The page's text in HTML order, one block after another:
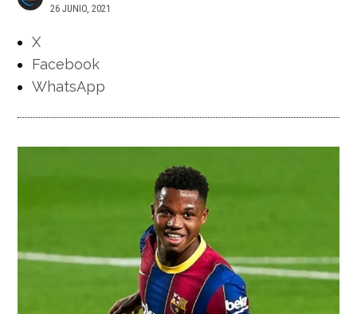
26 JUNIO, 2021
X
Facebook
WhatsApp